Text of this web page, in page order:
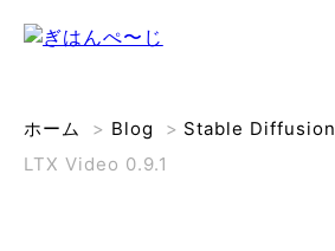
ホーム > Blog > Stable Diffusion
LTX Video 0.9.1